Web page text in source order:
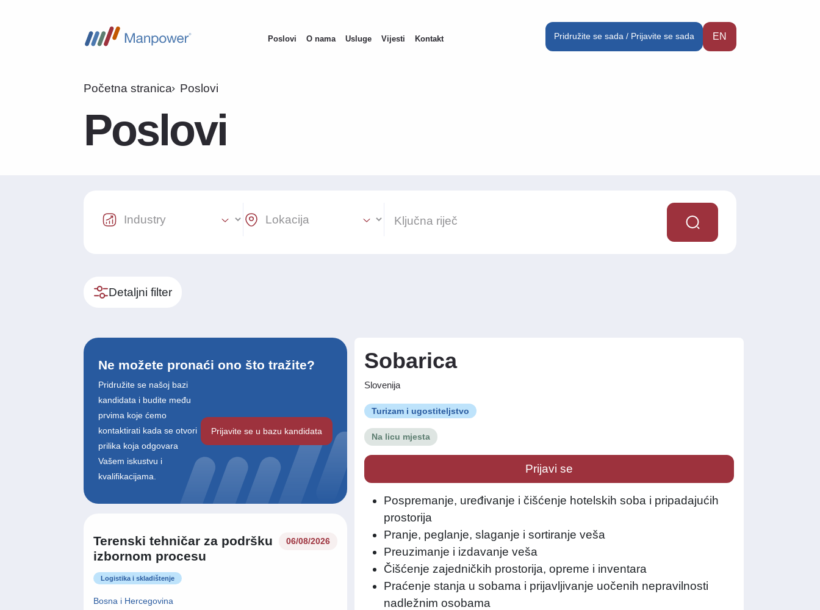
Poslovi O nama Usluge Vijesti Kontakt Pridružite se sada / Prijavite se sada EN
Početna stranica Poslovi
Poslovi
Industry Select Location Select
Detaljni filter
Ne možete pronaći ono što tražite?
Pridružite se našoj bazi
kandidata i budite među
prvima koje ćemo
kontaktirati kada se otvori
prilika koja odgovara
Vašem iskustvu i
kvalifikacijama.
Prijavite se u bazu kandidata
Terenski tehničar za podršku
izbornom procesu
06/08/2026
Logistika i skladištenje
Bosna i Hercegovina
Sobarica
Slovenija
Turizam i ugostiteljstvo
Na licu mjesta
Prijavi se
Pospremanje, uređivanje i čišćenje hotelskih soba i pripadajućih
prostorija
Pranje, peglanje, slaganje i sortiranje veša
Preuzimanje i izdavanje veša
Čišćenje zajedničkih prostorija, opreme i inventara
Praćenje stanja u sobama i prijavljivanje uočenih nepravilnosti
nadležnim osobama